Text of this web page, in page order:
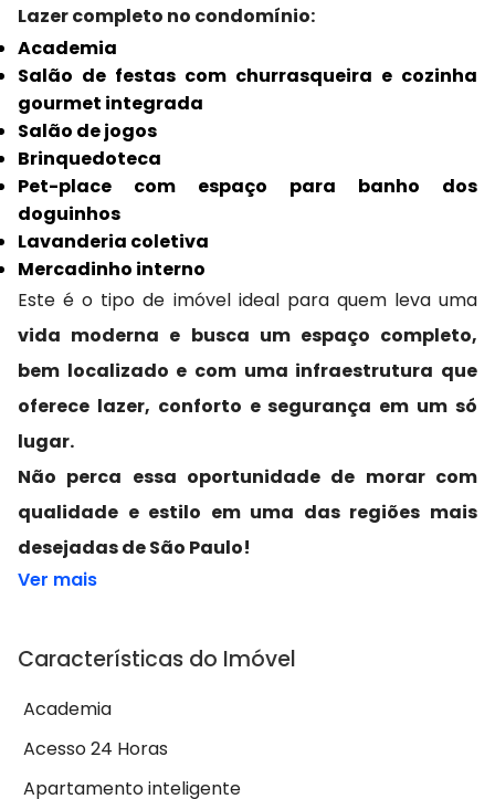
Lazer completo no condomínio:
Academia
Salão de festas com churrasqueira e cozinha
gourmet integrada
Salão de jogos
Brinquedoteca
Pet-place com espaço para banho dos
doguinhos
Lavanderia coletiva
Mercadinho interno
Este é o tipo de imóvel ideal para quem leva uma
vida moderna e busca um espaço completo,
bem localizado e com uma infraestrutura que
oferece lazer, conforto e segurança em um só
lugar.
Não perca essa oportunidade de morar com
qualidade e estilo em uma das regiões mais
desejadas de São Paulo!
Ver mais
Características do Imóvel
Academia
Acesso 24 Horas
Apartamento inteligente